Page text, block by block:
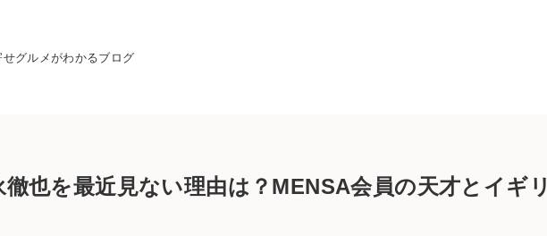
グルメがわかるブログ
徹也を最近見ない理由は？MENSA会員の天才とイギリ